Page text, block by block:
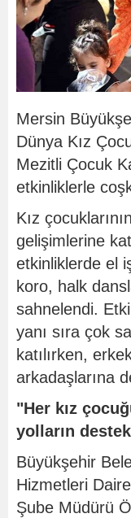
Mersin
Dünya Kız
Mezitli Çocuk
etkinliklerle
Kız
gelişimlerine
etkinliklerde el
koro, halk
sahnelendi.
yanı sıra çok
katılırken,
arkadaşlarına
"Her kız
yolların
Büyükşehir
Hizmetleri
Şube Müdürü